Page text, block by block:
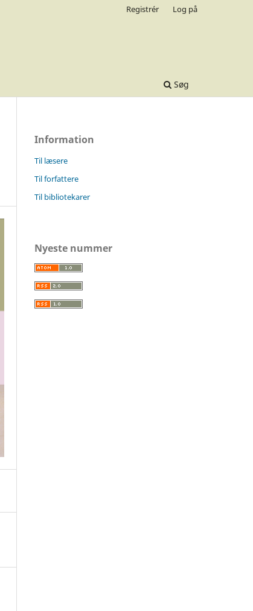
Søg
Registrér Log på
Information
Til læsere
Til forfattere
Til bibliotekarer
Nyeste nummer